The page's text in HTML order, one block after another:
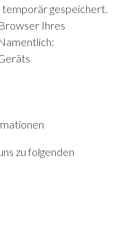
temporär gespeichert.
Ihres
zu folgenden